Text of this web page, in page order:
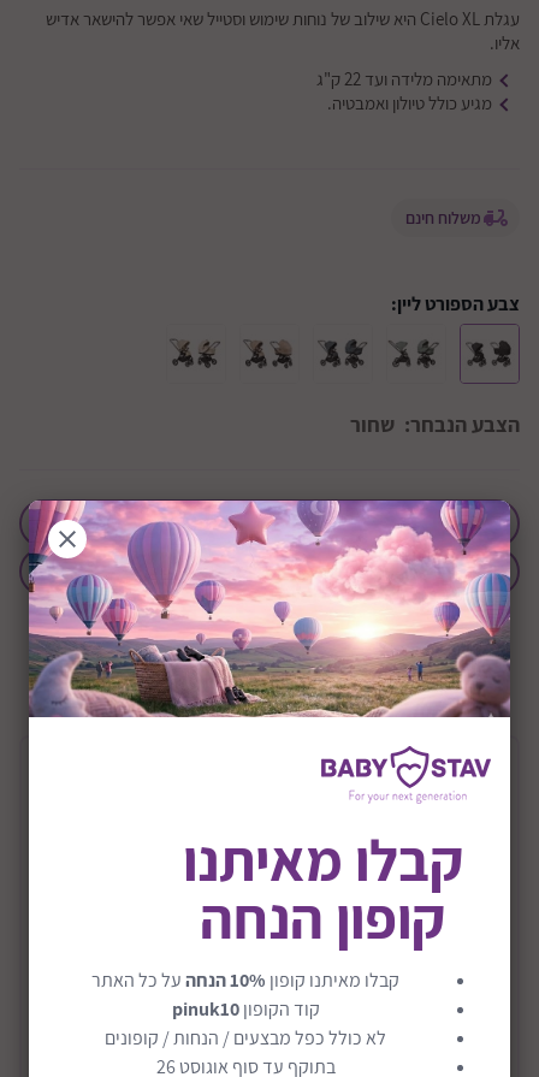
עגלת Cielo XL היא שילוב של נוחות שימוש וסטייל שאי אפשר להישאר אדיש
אליו.
מתאימה מלידה ועד 22 ק"ג
מגיע כולל טיולון ואמבטיה.
משלוח חינם
צבע הספורט ליין:
הצבע הנבחר: שחור
הוסף לחבילת לידה
התחל הצעה
+0M שיתוף:
תיאור המוצר
עגלה לתינוק משולבת כולל אמבטיה וטיולון דגם
Cielo XL 2026
סדרת XL החדשה לשנת 2026 מגיעה בעיצוב משודרג עם שלד
קל במיוחד, סל שכיבה מפואר ומרכב טיול מתקדם. העגלה
משלבת נוחות שימוש גבוהה, נסיעה חלקה במיוחד ועיצוב מודרני
במגוון צבעים חדשים.
שלד טיולון וסל שכיבה בעיצוב חדש לשנת 2026
קבלו מאיתנו
קופון הנחה
קבלו מאיתנו קופון 10% הנחה
על כל האתר
קוד הקופוןpinuk10
לא כולל כפל מבצעים / הנחות / קופונים
בתוקף עד סוף אוגוסט 26